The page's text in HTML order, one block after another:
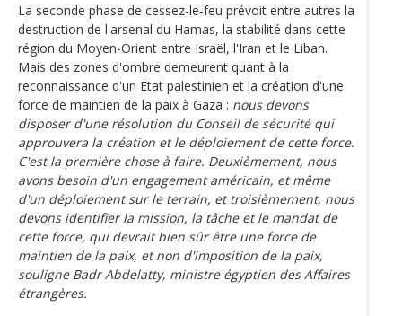
La seconde phase de cessez-le-feu prévoit entre autres la
destruction de l'arsenal du Hamas, la stabilité dans cette
région du Moyen-Orient entre Israël, l'Iran et le Liban.
Mais des zones d'ombre demeurent quant à la
reconnaissance d'un Etat palestinien et la création d'une
force de maintien de la paix à Gaza : nous devons
disposer d'une résolution du Conseil de sécurité qui
approuvera la création et le déploiement de cette force.
C'est la première chose à faire. Deuxièmement, nous
avons besoin d'un engagement américain, et même
d'un déploiement sur le terrain, et troisièmement, nous
devons identifier la mission, la tâche et le mandat de
cette force, qui devrait bien sûr être une force de
maintien de la paix, et non d'imposition de la paix,
souligne Badr Abdelatty, ministre égyptien des Affaires
étrangères.